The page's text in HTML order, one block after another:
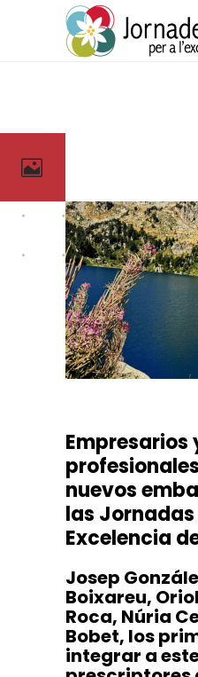
Empresarios
nuevos
las
Excelencia
Josep
Boixareu,
Roca, Núria
Bobet, los
integrar a